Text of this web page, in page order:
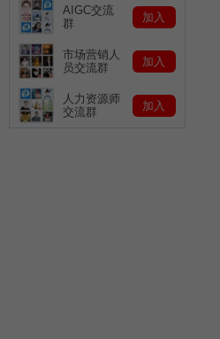
AIGC交流
群
加入
市场营销人
员交流群
加入
人力资源师
交流群
加入